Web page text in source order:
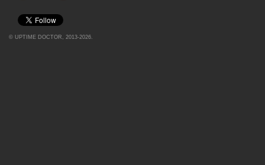
© UPTIME DOCTOR , 2013-2026.